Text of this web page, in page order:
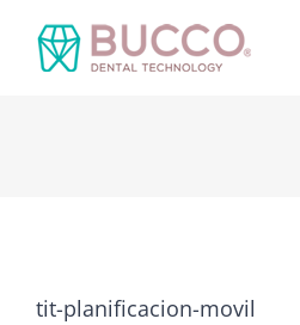
tit-planificacion-movil